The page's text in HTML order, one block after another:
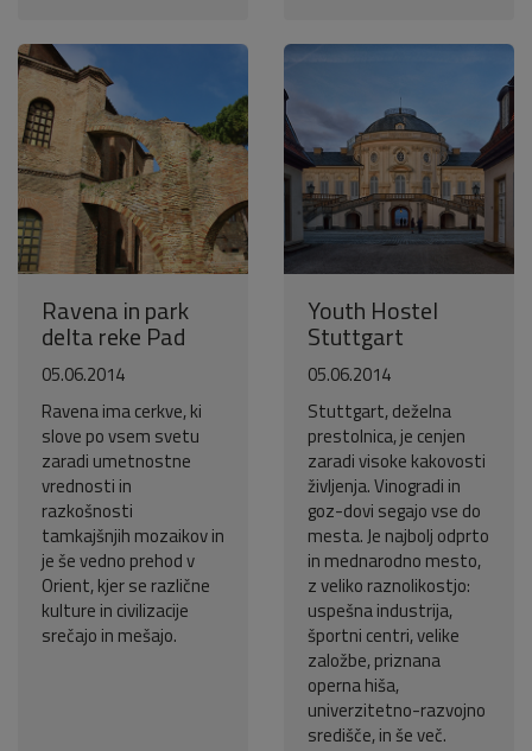
Ravena in park
delta reke Pad
05.06.2014
Ravena ima cerkve, ki
slove po vsem svetu
zaradi umetnostne
vrednosti in
razkošnosti
tamkajšnjih mozaikov in
je še vedno prehod v
Orient, kjer se različne
kulture in civilizacije
srečajo in mešajo.
Youth Hostel
Stuttgart
05.06.2014
Stuttgart, deželna
prestolnica, je cenjen
zaradi visoke kakovosti
življenja. Vinogradi in
goz-dovi segajo vse do
mesta. Je najbolj odprto
in mednarodno mesto,
z veliko raznolikostjo:
uspešna industrija,
športni centri, velike
založbe, priznana
operna hiša,
univerzitetno-razvojno
središče, in še več.